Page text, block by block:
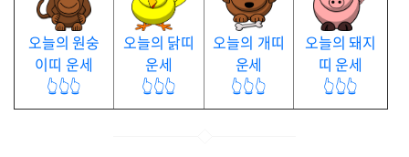
오늘의 원숭
이띠 운세
👆👆👆
오늘의 닭띠
운세
👆👆👆
오늘의 개띠
운세
👆👆👆
오늘의 돼지
띠 운세
👆👆👆